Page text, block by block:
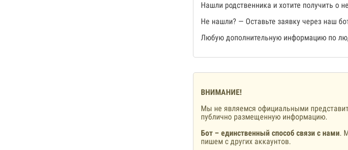
Нашли родственника и хотите получить о
Не нашли? — Оставьте заявку через наш
Любую дополнительную информацию по
ВНИМАНИЕ!
Мы не являемся официальными
публично размещенную информацию.
Бот – единственный способ связи с нами.
пишем с других аккаунтов.